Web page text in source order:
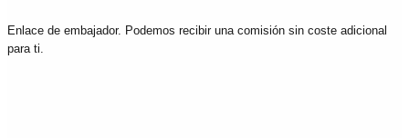
Enlace de embajador. Podemos recibir una comisión sin coste adicional
para ti.